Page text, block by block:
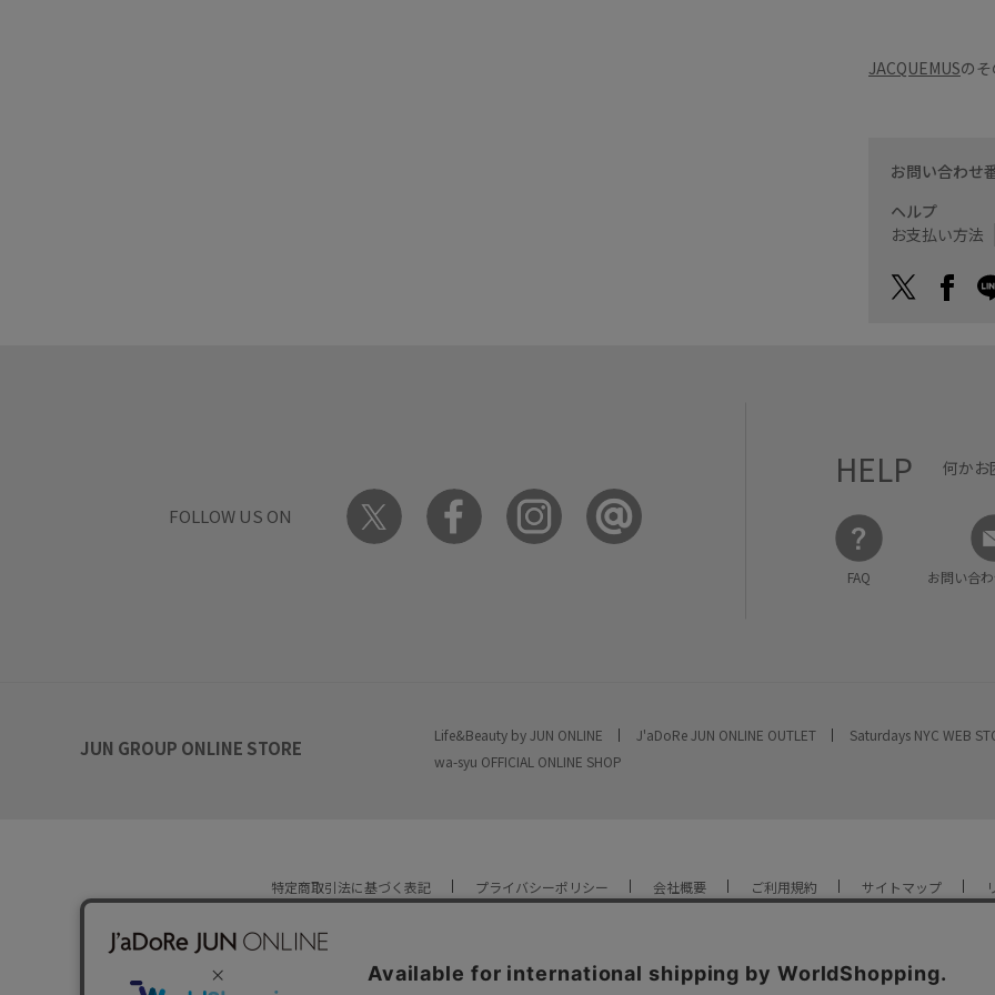
JACQUEMUSの
お問い合わせ
ヘルプ
お支払い方法
FOLLOW US ON
HELP 何かお
FAQ お問い合
JUN GROUP ONLINE STORE
Life&Beauty by JUN ONLINE J'aDoRe JUN ONLINE OUTLET
Saturdays NYC WEB
wa-syu OFFICIAL ONLINE SHOP
特定商取引法に基づく表記 プライバシーポリシー 会社概要 ご利用規約 サイトマップ